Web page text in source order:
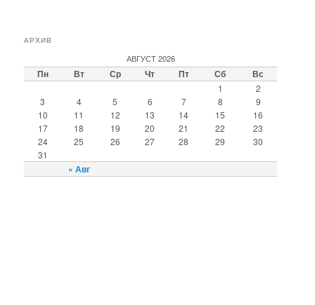
АРХИВ
АВГУСТ 2026
Пн Вт Ср Чт Пт Сб Вс
« Авг
1
2
3
4 5 6 7 8
9
10
11 12 13 14 15
16
17
18 19 20 21 22
23
24
25 26 27 28 29
30
31